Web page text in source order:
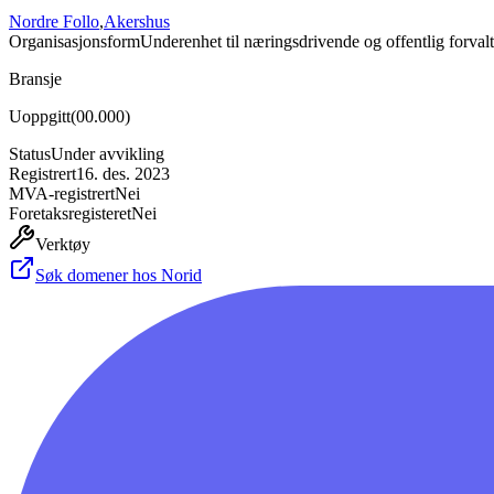
Nordre Follo,Akershus
OrganisasjonsformUnderenhet til næringsdrivende og offentlig
Bransje
Uoppgitt(00.000)
StatusUnder avvikling
Registrert16. des. 2023
MVA-registrertNei
ForetaksregisteretNei
Verktøy
Søk domener hos Norid